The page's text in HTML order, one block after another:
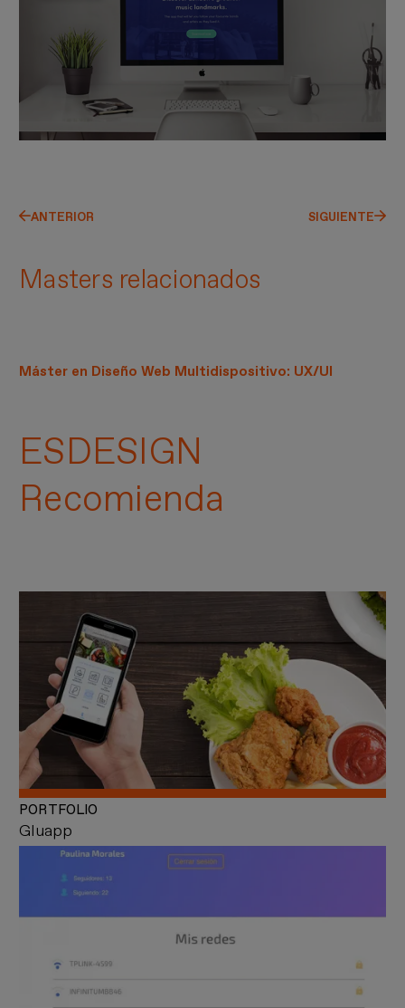
ANTERIOR SIGUIENTE
Masters relacionados
Máster en Diseño Web Multidispositivo: UX/UI
ESDESIGN
Recomienda
Gluapp
PORTFOLIO